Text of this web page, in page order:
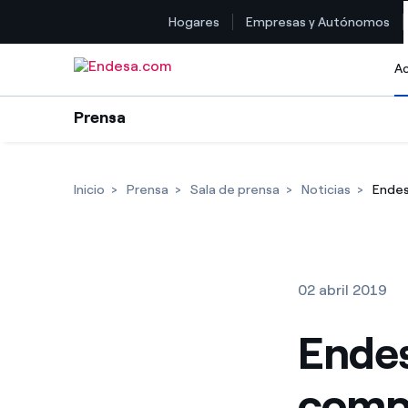
Hogares Empresas y Autónomos
Prensa
Inicio Prensa Sala de prensa Noticias
02 abril 2019